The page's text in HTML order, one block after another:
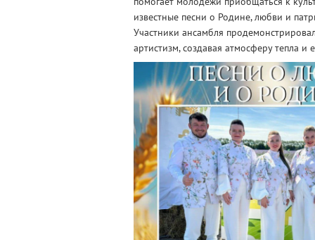
известные песни о Родине, любви и
Участники ансамбля
артистизм, создавая атмосферу тепла и